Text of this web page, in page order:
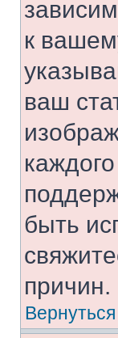
к
ваш
быть
причин.